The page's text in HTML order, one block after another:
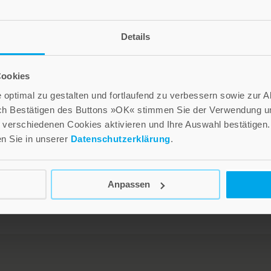
Details
zu gestalten und fortlaufend zu verbessern sowie zur
Bestätigen des Buttons »OK« stimmen Sie der Verwendung
Cookies aktivieren und Ihre Auswahl bestätigen.
Sie in unserer Datenschutzerklärung.
Anpassen
4,00 €
Inkl. 7% MwSt., exkl.Versandkosten
Wunder
3,70 €